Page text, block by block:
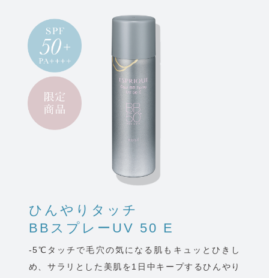
ひんやりタッチ
BBスプレーUV 50 E
-5℃タッチで毛穴の気になる肌もキュッとひきし
め、サラリとした美肌を1日中キープするひんやり